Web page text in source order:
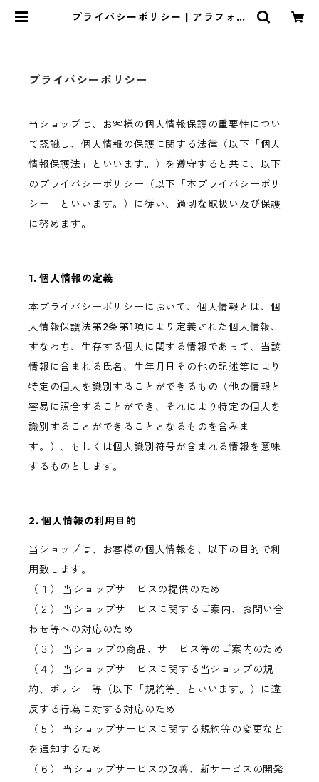
プライバシーポリシー | アラフォー
プライバシーポリシー
当ショップは、お客様の個人情報保護の重要性につい
て認識し、個人情報の保護に関する法律（以下「個人
情報保護法」といいます。）を遵守すると共に、以下
のプライバシーポリシー（以下「本プライバシーポリ
シー」といいます。）に従い、適切な取扱い及び保護
に努めます。
1. 個人情報の定義
本プライバシーポリシーにおいて、個人情報とは、個
人情報保護法第2条第1項により定義された個人情報、
すなわち、生存する個人に関する情報であって、当該
情報に含まれる氏名、生年月日その他の記述等により
特定の個人を識別することができるもの（他の情報と
容易に照合することができ、それにより特定の個人を
識別することができることとなるものを含みま
す。）、もしくは個人識別符号が含まれる情報を意味
するものとします。
2. 個人情報の利用目的
当ショップは、お客様の個人情報を、以下の目的で利
用致します。
（１） 当ショップサービスの提供のため
（２） 当ショップサービスに関するご案内、お問い合
わせ等への対応のため
（３） 当ショップの商品、サービス等のご案内のため
（４） 当ショップサービスに関する当ショップの規
約、ポリシー等（以下「規約等」といいます。）に違
反する行為に対する対応のため
（５） 当ショップサービスに関する規約等の変更など
を通知するため
（６） 当ショップサービスの改善、新サービスの開発